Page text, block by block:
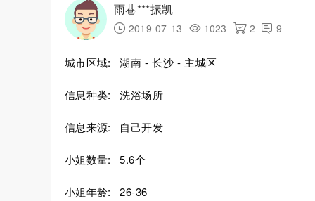
雨巷***振凯
2019-07-13 1023 2 9
城市区域: 湖南 - 长沙 - 主城区
信息种类: 洗浴场所
信息来源: 自己开发
小姐数量: 5.6个
小姐年龄: 26-36